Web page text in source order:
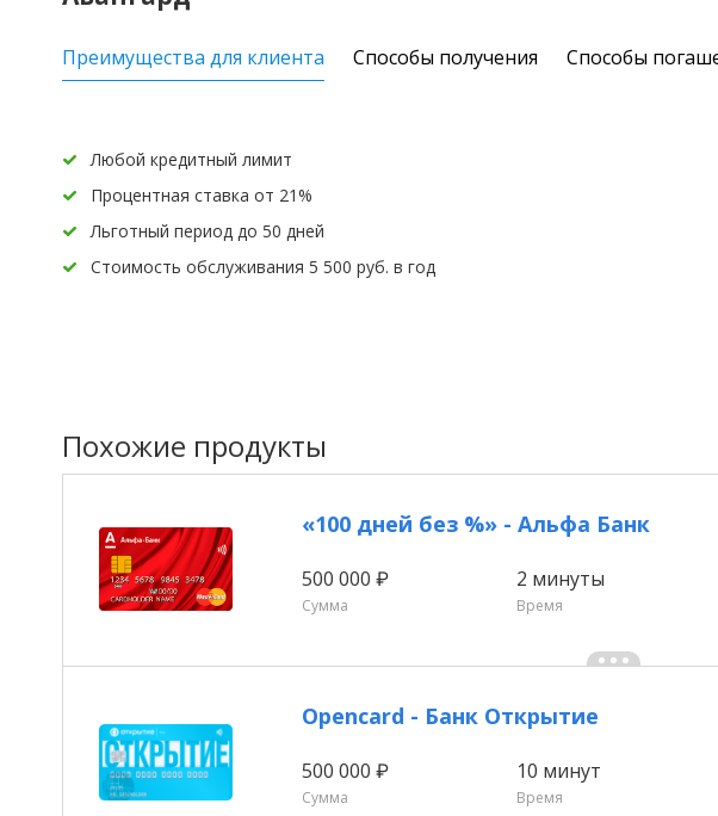
Преимущества для клиента Способы получения Способы
Любой кредитный лимит
Процентная ставка от 21%
Льготный период до 50 дней
Стоимость обслуживания 5 500 руб. в год
Похожие продукты
«100 дней без %» - Альфа Банк
500 000 ₽
Сумма
2 минуты
Время
Opencard - Банк Открытие
500 000 ₽
Сумма
10 минут
Время